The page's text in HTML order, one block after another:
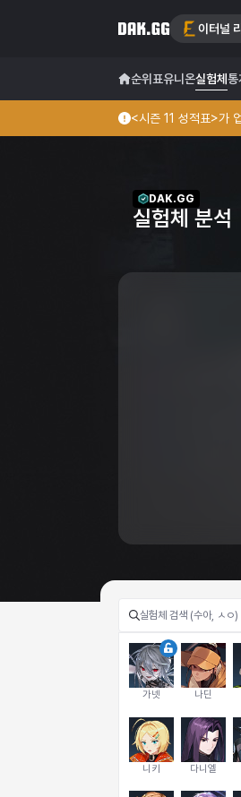
이터널
순위표유니온실험체 통
<시즌 11 성적표>가
DAK.GG
실험체 분석
가넷 나딘
니키 다니엘